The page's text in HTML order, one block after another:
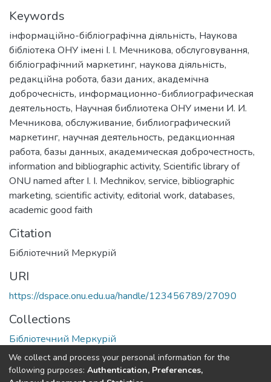
Keywords
інформаційно-бібліографічна діяльність, Наукова
бібліотека ОНУ імені І. І. Мечникова, обслуговування,
бібліографічний маркетинг, наукова діяльність,
редакційна робота, бази даних, академічна
доброчесність, информационно-библиографическая
деятельность, Научная библиотека ОНУ имени И. И.
Мечникова, обслуживание, библиографический
маркетинг, научная деятельность, редакционная
работа, базы данных, академическая доброчестность,
information and bibliographic activity, Scientific library of
ONU named after I. I. Mechnikov, service, bibliographic
marketing, scientific activity, editorial work, databases,
academic good faith
Citation
Бібліотечний Меркурій
URI
https://dspace.onu.edu.ua/handle/123456789/27090
Collections
Бібліотечний Меркурій
Full item page
We collect and process your personal information for the
following purposes: Authentication, Preferences,